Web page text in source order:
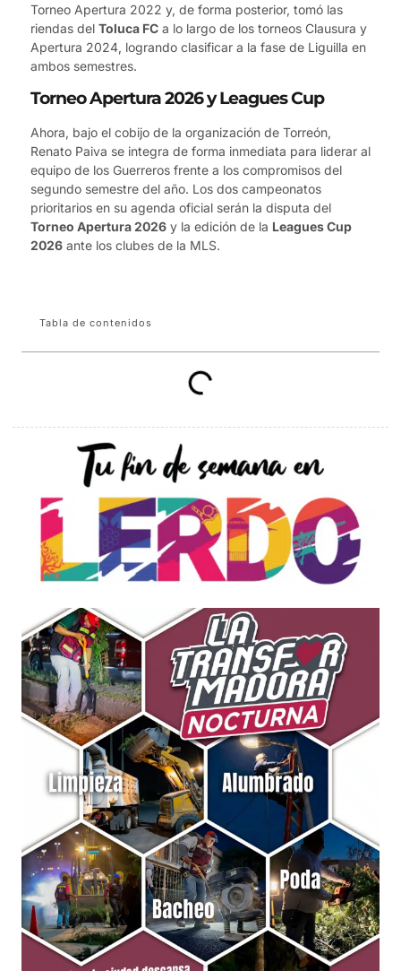
Torneo Apertura 2022 y, de forma posterior, tomó las
riendas del Toluca FC a lo largo de los torneos Clausura y
Apertura 2024, logrando clasificar a la fase de Liguilla en
ambos semestres.
Torneo Apertura 2026 y Leagues Cup
Ahora, bajo el cobijo de la organización de Torreón,
Renato Paiva se integra de forma inmediata para liderar al
equipo de los Guerreros frente a los compromisos del
segundo semestre del año. Los dos campeonatos
prioritarios en su agenda oficial serán la disputa del
Torneo Apertura 2026 y la edición de la Leagues Cup
2026 ante los clubes de la MLS.
Tabla de contenidos